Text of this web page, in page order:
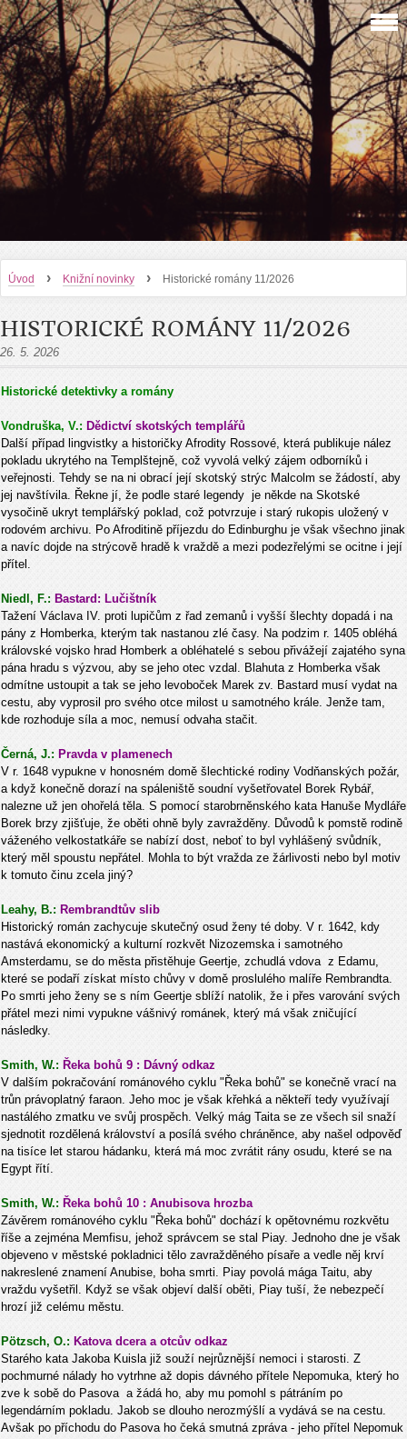
Úvod › Knižní novinky › Historické romány 11/2026
HISTORICKÉ ROMÁNY 11/2026
26. 5. 2026
Historické detektivky a romány
Vondruška, V.: Dědictví skotských templářů
Další případ lingvistky a historičky Afrodity Rossové, která publikuje nález
pokladu ukrytého na Templštejně, což vyvolá velký zájem odborníků i
veřejnosti. Tehdy se na ni obrací její skotský strýc Malcolm se žádostí, aby
jej navštívila. Řekne jí, že podle staré legendy je někde na Skotské
vysočině ukryt templářský poklad, což potvrzuje i starý rukopis uložený v
rodovém archivu. Po Afroditině příjezdu do Edinburghu je však všechno jinak
a navíc dojde na strýcově hradě k vraždě a mezi podezřelými se ocitne i její
přítel.
Niedl, F.: Bastard: Lučištník
Tažení Václava IV. proti lupičům z řad zemanů i vyšší šlechty dopadá i na
pány z Homberka, kterým tak nastanou zlé časy. Na podzim r. 1405 obléhá
královské vojsko hrad Homberk a obléhatelé s sebou přivážejí zajatého syna
pána hradu s výzvou, aby se jeho otec vzdal. Blahuta z Homberka však
odmítne ustoupit a tak se jeho levoboček Marek zv. Bastard musí vydat na
cestu, aby vyprosil pro svého otce milost u samotného krále. Jenže tam,
kde rozhoduje síla a moc, nemusí odvaha stačit.
Černá, J.: Pravda v plamenech
V r. 1648 vypukne v honosném domě šlechtické rodiny Vodňanských požár,
a když konečně dorazí na spáleniště soudní vyšetřovatel Borek Rybář,
nalezne už jen ohořelá těla. S pomocí starobrněnského kata Hanuše Mydláře
Borek brzy zjišťuje, že oběti ohně byly zavražděny. Důvodů k pomstě rodině
váženého velkostatkáře se nabízí dost, neboť to byl vyhlášený svůdník,
který měl spoustu nepřátel. Mohla to být vražda ze žárlivosti nebo byl motiv
k tomuto činu zcela jiný?
Leahy, B.: Rembrandtův slib
Historický román zachycuje skutečný osud ženy té doby. V r. 1642, kdy
nastává ekonomický a kulturní rozkvět Nizozemska i samotného
Amsterdamu, se do města přistěhuje Geertje, zchudlá vdova z Edamu,
které se podaří získat místo chůvy v domě proslulého malíře Rembrandta.
Po smrti jeho ženy se s ním Geertje sblíží natolik, že i přes varování svých
přátel mezi nimi vypukne vášnivý románek, který má však zničující
následky.
Smith, W.: Řeka bohů 9 : Dávný odkaz
V dalším pokračování románového cyklu "Řeka bohů" se konečně vrací na
trůn právoplatný faraon. Jeho moc je však křehká a někteří tedy využívají
nastálého zmatku ve svůj prospěch. Velký mág Taita se ze všech sil snaží
sjednotit rozdělená království a posílá svého chráněnce, aby našel odpověď
na tisíce let starou hádanku, která má moc zvrátit rány osudu, které se na
Egypt řítí.
Smith, W.: Řeka bohů 10 : Anubisova hrozba
Závěrem románového cyklu "Řeka bohů" dochází k opětovnému rozkvětu
říše a zejména Memfisu, jehož správcem se stal Piay. Jednoho dne je však
objeveno v městské pokladnici tělo zavražděného písaře a vedle něj krví
nakreslené znamení Anubise, boha smrti. Piay povolá mága Taitu, aby
vraždu vyšetřil. Když se však objeví další oběti, Piay tuší, že nebezpečí
hrozí již celému městu.
Pötzsch, O.: Katova dcera a otcův odkaz
Starého kata Jakoba Kuisla již souží nejrůznější nemoci i starosti. Z
pochmurné nálady ho vytrhne až dopis dávného přítele Nepomuka, který ho
zve k sobě do Pasova a žádá ho, aby mu pomohl s pátráním po
legendárním pokladu. Jakob se dlouho nerozmýšlí a vydává se na cestu.
Avšak po příchodu do Pasova ho čeká smutná zpráva - jeho přítel Nepomuk